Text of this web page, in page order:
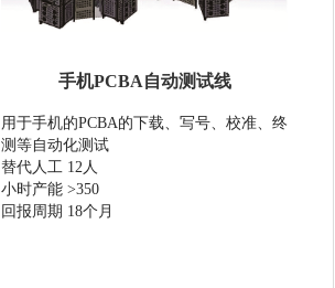
手机PCBA自动测试线
用于手机的PCBA的下载、写号、校准、终
测等自动化测试
替代人工 12人
小时产能 >350
回报周期 18个月